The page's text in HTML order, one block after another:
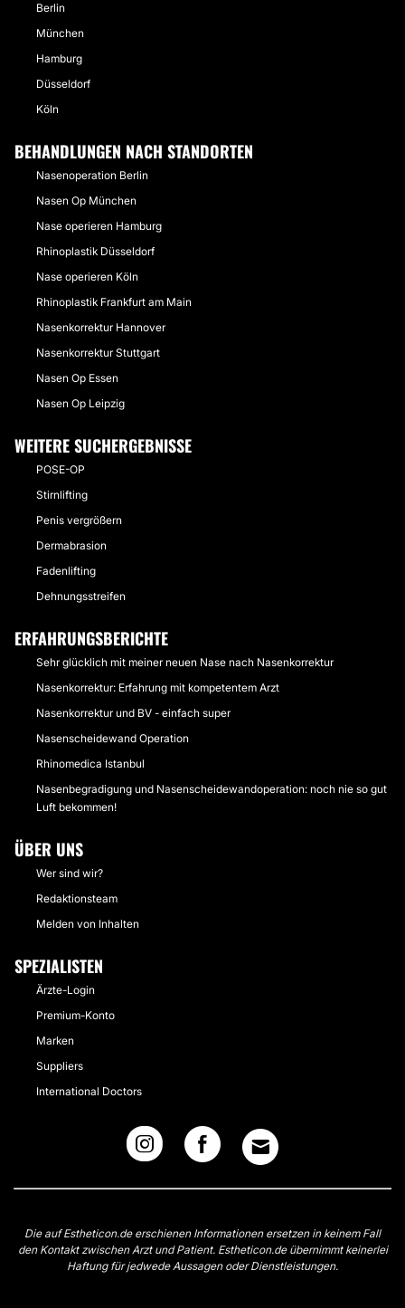
Berlin
München
Hamburg
Düsseldorf
Köln
BEHANDLUNGEN NACH STANDORTEN
Nasenoperation Berlin
Nasen Op München
Nase operieren Hamburg
Rhinoplastik Düsseldorf
Nase operieren Köln
Rhinoplastik Frankfurt am Main
Nasenkorrektur Hannover
Nasenkorrektur Stuttgart
Nasen Op Essen
Nasen Op Leipzig
WEITERE SUCHERGEBNISSE
POSE-OP
Stirnlifting
Penis vergrößern
Dermabrasion
Fadenlifting
Dehnungsstreifen
ERFAHRUNGSBERICHTE
Sehr glücklich mit meiner neuen Nase nach Nasenkorrektur
Nasenkorrektur: Erfahrung mit kompetentem Arzt
Nasenkorrektur und BV - einfach super
Nasenscheidewand Operation
Rhinomedica Istanbul
Nasenbegradigung und Nasenscheidewandoperation: noch nie so gut
Luft bekommen!
ÜBER UNS
Wer sind wir?
Redaktionsteam
Melden von Inhalten
SPEZIALISTEN
Ärzte-Login
Premium-Konto
Marken
Suppliers
International Doctors
Die auf Estheticon.de erschienen Informationen ersetzen in keinem Fall
den Kontakt zwischen Arzt und Patient. Estheticon.de übernimmt keinerlei
Haftung für jedwede Aussagen oder Dienstleistungen.